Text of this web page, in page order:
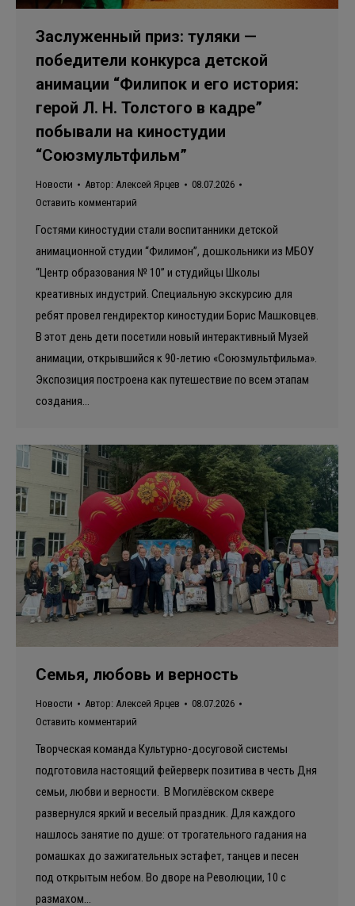
Заслуженный приз: туляки —
победители конкурса детской
анимации “Филипок и его история:
герой Л. Н. Толстого в кадре”
побывали на киностудии
“Союзмультфильм”
Новости Автор: Алексей Ярцев
08.07.2026
Оставить комментарий
Гостями киностудии стали воспитанники детской
анимационной студии “Филимон”, дошкольники из МБОУ
“Центр образования № 10” и студийцы Школы
креативных индустрий. Специальную экскурсию для
ребят провел гендиректор киностудии Борис Машковцев.
В этот день дети посетили новый интерактивный Музей
анимации, открывшийся к 90-летию «Союзмультфильма».
Экспозиция построена как путешествие по всем этапам
создания…
Семья, любовь и верность
Новости Автор: Алексей Ярцев
08.07.2026
Оставить комментарий
Творческая команда Культурно-досуговой системы
подготовила настоящий фейерверк позитива в честь Дня
семьи, любви и верности. В Могилёвском сквере
развернулся яркий и веселый праздник. Для каждого
нашлось занятие по душе: от трогательного гадания на
ромашках до зажигательных эстафет, танцев и песен
под открытым небом. Во дворе на Революции, 10 с
размахом…